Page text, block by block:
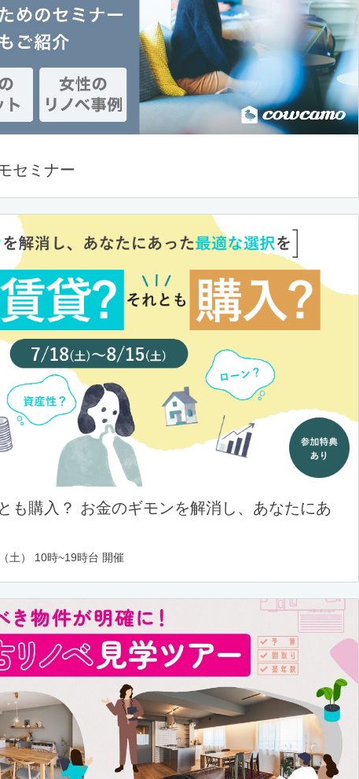
セミナー
も購入？ お金のギモンを解消し、あなたにあ
土） 10時~19時台 開催